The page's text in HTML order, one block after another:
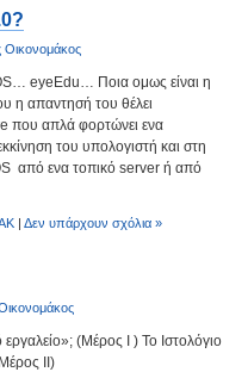
Οικονομάκος
eyeEdu… Ποια ομως είναι η
η απαντησή του θέλει
που απλά φορτώνει ενα
του υπολογιστή και στη
από ενα τοπικό server ή από
| Δεν υπάρχουν σχόλια »
(Μέρος Ι ) Το Ιστολόγιο
ΙΙ)